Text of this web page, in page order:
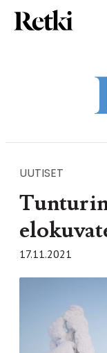
Siirry
suoraan
Retki-lehti
UUTISET
17.11.2021